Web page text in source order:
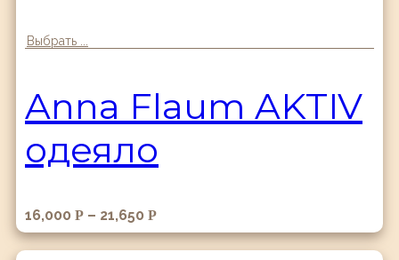
Выбрать ...
Anna Flaum AKTIV
одеяло
16,000 Р – 21,650 Р